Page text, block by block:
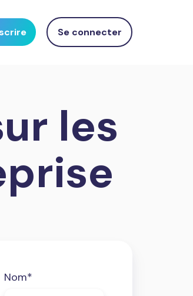
Se connecter
les
Nom*